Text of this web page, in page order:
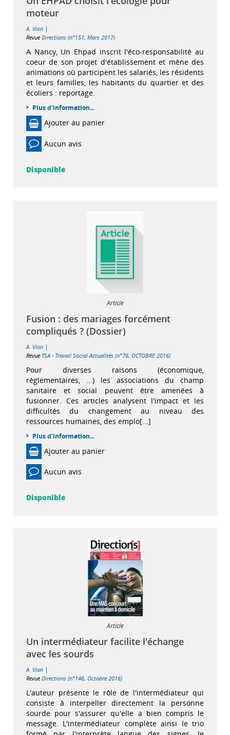
moteur
A. Vion |
Revue Directions (n°151, Mars 2017)
A Nancy, Un Ehpad inscrit l'éco-responsabilité au
coeur de son projet d'établissement et mène des
animations où participent les salariés, les résidents
et leurs familles, les habitants du quartier et des
écoliers : reportage.
Plus d'information...
Ajouter au panier
Aucun avis
Disponible
Article
Fusion : des mariages forcément
compliqués ? (Dossier)
A. Vion |
Revue TSA - Travail Social Actualités (n°76, OCTOBRE 2016)
Pour diverses raisons (économique,
réglementaires, ...) les associations du champ
sanitaire et social peuvent être amenées à
fusionner. Ces articles analysent l'impact et les
difficultés du changement au niveau des
ressources humaines, des emplo[...]
Plus d'information...
Ajouter au panier
Aucun avis
Disponible
Article
Un intermédiateur facilite l'échange
avec les sourds
A. Vion |
Revue Directions (n°146, Octobre 2016)
L'auteur présente le rôle de l'intermédiateur qui
consiste à interpeller directement la personne
sourde pour s'assurer qu'elle a bien compris le
message. L'intermédiateur complète ainsi le trio